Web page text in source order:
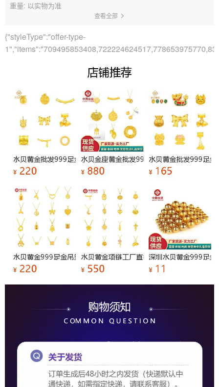
重量: 以实物为准
查看全部
{"styleType":"offer-type-